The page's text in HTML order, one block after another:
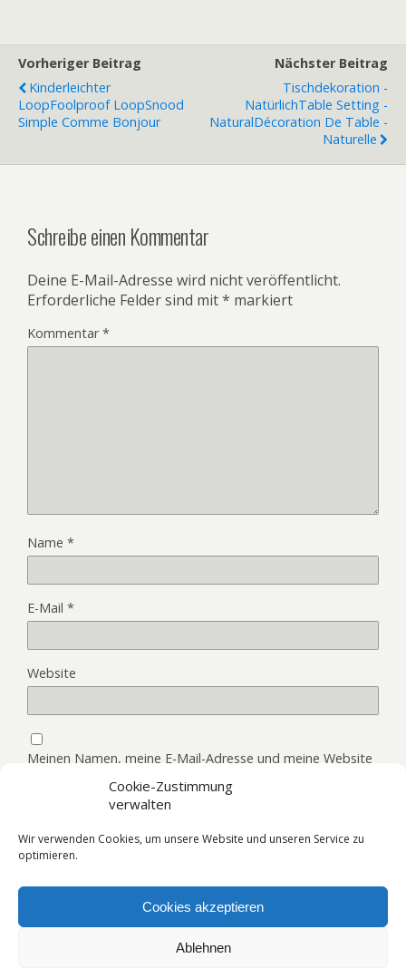
Cookie-Zustimmung
verwalten
Wir verwenden Cookies, um unsere Website und unseren Service zu
optimieren.
Cookies akzeptieren
Ablehnen
Vorheriger Beitrag
Kinderleichter
LoopFoolproof LoopSnood
Simple Comme Bonjour
Nächster Beitrag
Tischdekoration -
NatürlichTable Setting -
NaturalDécoration De Table -
Naturelle
Schreibe einen Kommentar
Deine E-Mail-Adresse wird nicht veröffentlicht.
Erforderliche Felder sind mit* markiert
Kommentar*
Name *
E-Mail *
Website
Meinen Namen, meine E-Mail-Adresse und meine Website
Zum Seitenanfang